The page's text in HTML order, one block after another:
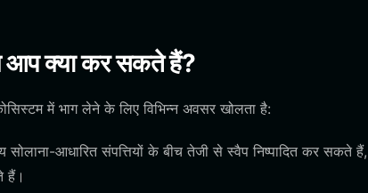
आप क्या कर सकते हैं?
में भाग लेने के लिए विभिन्न अवसर खोलता है:
आधारित संपत्तियों के बीच तेजी से स्वैप निष्पादित कर सकते
हैं।